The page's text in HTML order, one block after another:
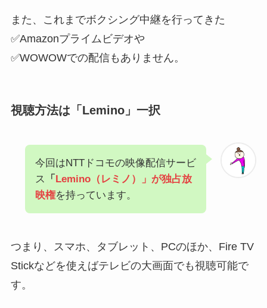
また、これまでボクシング中継を行ってきた
✅Amazonプライムビデオや
✅WOWOWでの配信もありません。
視聴方法は「Lemino」一択
今回はNTTドコモの映像配信サービ
ス
「 Lemino（レミノ）」が独占放
映権を持っています。
つまり、スマホ、タブレット、PCのほか、Fire TV
Stickなどを使えばテレビの大画面でも視聴可能で
す。